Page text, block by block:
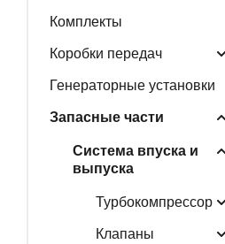
Комплекты
Коробки передач
Генераторные установки
Запасные части
Система впуска и
выпуска
Турбокомпрессор
Клапаны